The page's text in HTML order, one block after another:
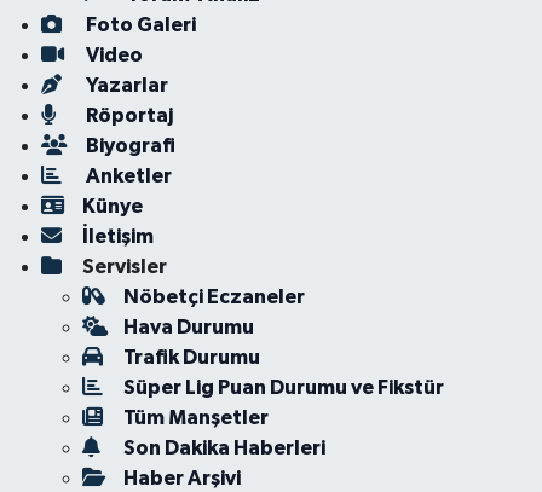
Foto Galeri
Video
Yazarlar
Röportaj
Biyografi
Anketler
Künye
İletişim
Servisler
Nöbetçi Eczaneler
Hava Durumu
Trafik Durumu
Süper Lig Puan Durumu ve Fikstür
Tüm Manşetler
Son Dakika Haberleri
Haber Arşivi